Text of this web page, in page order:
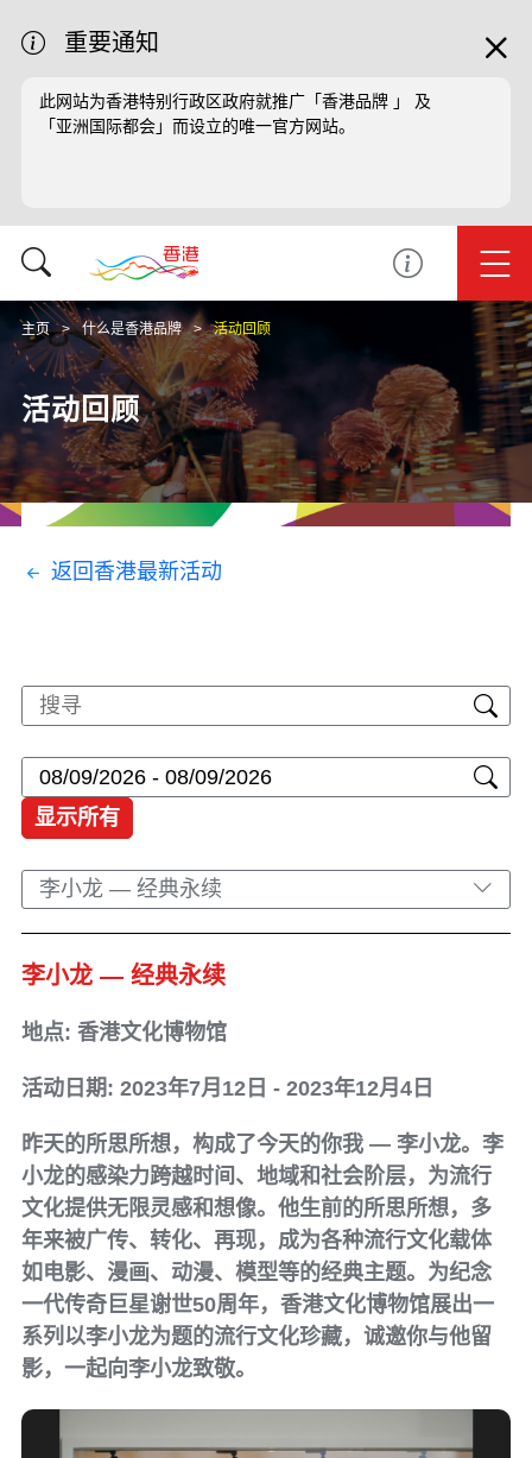
重要通知
此网站为香港特别行政区政府就推广「香港品牌 」 及
「亚洲国际都会」而设立的唯一官方网站。
主页 什么是香港品牌 活动回顾
活动回顾
返回香港最新活动
显示所有
李小龙 — 经典永续
李小龙 — 经典永续
地点: 香港文化博物馆
活动日期: 2023年7月12日 - 2023年12月4日
昨天的所思所想，构成了今天的你我 — 李小龙。李
小龙的感染力跨越时间、地域和社会阶层，为流行
文化提供无限灵感和想像。他生前的所思所想，多
年来被广传、转化、再现，成为各种流行文化载体
如电影、漫画、动漫、模型等的经典主题。为纪念
一代传奇巨星谢世50周年，香港文化博物馆展出一
系列以李小龙为题的流行文化珍藏，诚邀你与他留
影，一起向李小龙致敬。